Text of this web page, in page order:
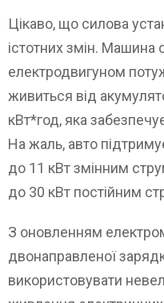
Цікаво, що силова
істотних змін.
електродвигуном
живиться від
кВт*год, яка
На жаль, авто
до 11 кВт змінним
до 30 кВт постійним
З оновленням
двонаправленої
використовувати